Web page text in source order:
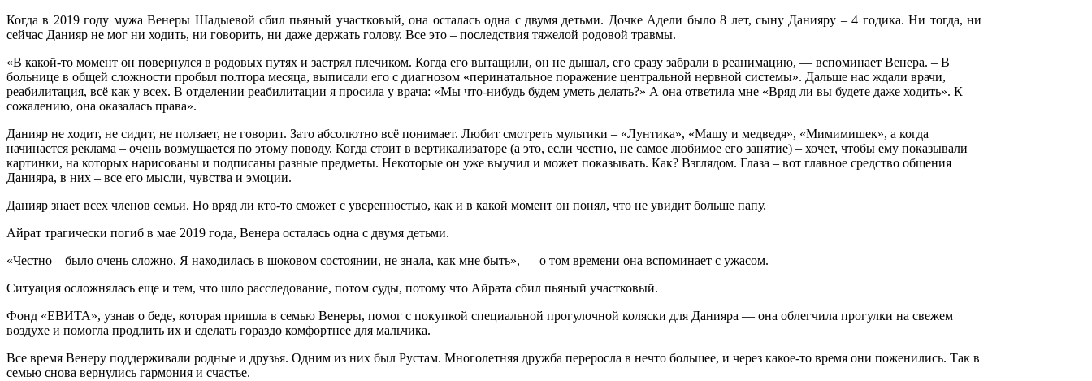
Когда в 2019 году мужа Венеры Шадыевой сбил пьяный участковый, она осталась одна с двумя детьми. Дочке Адели было 8 лет, сыну Данияру – 4 годика. Ни тогда, ни
сейчас Данияр не мог ни ходить, ни говорить, ни даже держать голову. Все это – последствия тяжелой родовой травмы.
«В какой-то момент он повернулся в родовых путях и застрял плечиком. Когда его вытащили, он не дышал, его сразу забрали в реанимацию, — вспоминает Венера. – В
больнице в общей сложности пробыл полтора месяца, выписали его с диагнозом «перинатальное поражение центральной нервной системы». Дальше нас ждали врачи,
реабилитация, всё как у всех. В отделении реабилитации я просила у врача: «Мы что-нибудь будем уметь делать?» А она ответила мне «Вряд ли вы будете даже ходить». К
сожалению, она оказалась права».
Данияр не ходит, не сидит, не ползает, не говорит. Зато абсолютно всё понимает. Любит смотреть мультики – «Лунтика», «Машу и медведя», «Мимимишек», а когда
начинается реклама – очень возмущается по этому поводу. Когда стоит в вертикализаторе (а это, если честно, не самое любимое его занятие) – хочет, чтобы ему показывали
картинки, на которых нарисованы и подписаны разные предметы. Некоторые он уже выучил и может показывать. Как? Взглядом. Глаза – вот главное средство общения
Данияра, в них – все его мысли, чувства и эмоции.
Данияр знает всех членов семьи. Но вряд ли кто-то сможет с уверенностью, как и в какой момент он понял, что не увидит больше папу.
Айрат трагически погиб в мае 2019 года, Венера осталась одна с двумя детьми.
«Честно – было очень сложно. Я находилась в шоковом состоянии, не знала, как мне быть», — о том времени она вспоминает с ужасом.
Ситуация осложнялась еще и тем, что шло расследование, потом суды, потому что Айрата сбил пьяный участковый.
Фонд «ЕВИТА», узнав о беде, которая пришла в семью Венеры, помог с покупкой специальной прогулочной коляски для Данияра — она облегчила прогулки на свежем
воздухе и помогла продлить их и сделать гораздо комфортнее для мальчика.
Все время Венеру поддерживали родные и друзья. Одним из них был Рустам. Многолетняя дружба переросла в нечто большее, и через какое-то время они поженились. Так в
семью снова вернулись гармония и счастье.